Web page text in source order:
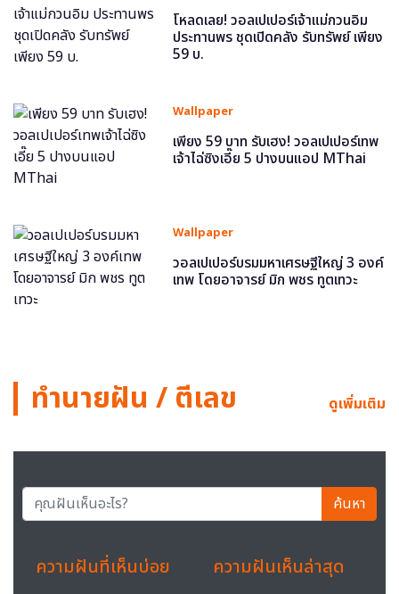
โหลดเลย! วอลเปเปอร์เจ้าแม่กวนอิม
ประทานพร ชุดเปิดคลัง รับทรัพย์ เพียง
59 บ.
Wallpaper
เพียง 59 บาท รับเฮง! วอลเปเปอร์เทพ
เจ้าไฉ่ซิงเอี๊ย 5 ปางบนแอป MThai
Wallpaper
วอลเปเปอร์บรมมหาเศรษฐีใหญ่ 3 องค์
เทพ โดยอาจารย์ มิก พชร ทูตเทวะ
ทำนายฝัน / ตีเลข ดูเพิ่มเติม
ค้นหา
ความฝันที่เห็นบ่อย ความฝันเห็นล่าสุด